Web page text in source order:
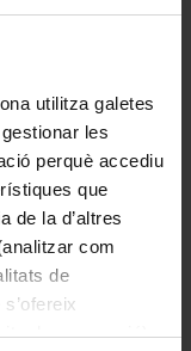
utilitza galetes
les
perquè accediu
que
de la d’altres
com
de
de navegació).